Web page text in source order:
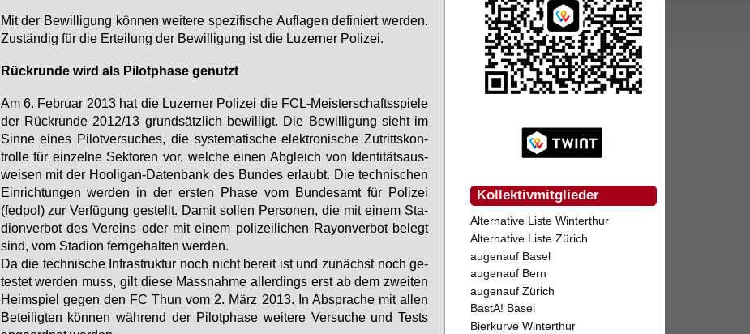
Mit der Be­wil­li­gung kön­nen wei­te­re spe­zi­fi­sche Auf­la­gen de­fi­niert wer­den.
Zu­stän­dig für die Er­tei­lung der Be­wil­li­gung ist die Lu­zer­ner Po­li­zei.
Rück­run­de wird als Pi­lot­pha­se ge­nutzt
Am 6. Fe­bru­ar 2013 hat die Lu­zer­ner Po­li­zei die FCL-Meis­ter­schafts­spie­le
der Rück­run­de 2012/13 grund­sätz­lich be­wil­ligt. Die Be­wil­li­gung sieht im
Sin­ne ei­nes Pi­lot­ver­su­ches, die sys­te­ma­ti­sche elek­tro­ni­sche Zu­tritts­kon­
trol­le für ein­zel­ne Sek­to­ren vor, wel­che ei­nen Ab­gleich von Iden­ti­täts­aus­
wei­sen mit der Hoo­li­gan-Da­ten­bank des Bun­des er­laubt. Die tech­ni­schen
Ein­rich­tun­gen wer­den in der ers­ten Pha­se vom Bun­des­amt für Po­li­zei
(fed­pol) zur Ver­fü­gung ge­stellt. Da­mit sol­len Per­so­nen, die mit ei­nem Sta­
di­on­ver­bot des Ver­eins oder mit ei­nem po­li­zei­li­chen Rayon­ver­bot be­legt
sind, vom Sta­di­on fern­ge­hal­ten wer­den.
Da die tech­ni­sche In­fra­struk­tur noch nicht be­reit ist und zu­nächst noch ge­
tes­tet wer­den muss, gilt die­se Mass­nah­me al­ler­dings erst ab dem zwei­ten
Heim­spiel ge­gen den FC Thun vom 2. März 2013. In Ab­spra­che mit al­len
Be­tei­lig­ten kön­nen wäh­rend der Pi­lot­pha­se wei­te­re Ver­su­che und Tests
Kollektivmitglieder
Alternative Liste Winterthur
Alternative Liste Zürich
augenauf Basel
augenauf Bern
augenauf Zürich
BastA! Basel
Bierkurve Winterthur